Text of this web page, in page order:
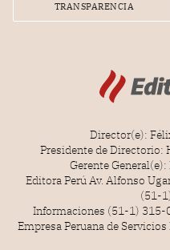
TRANSPARENCIA
Director(e):
Presidente de Directorio:
Gerente
Editora Perú Av. Alfonso
(51-
Informaciones (51-1) 315-
Empresa Peruana de